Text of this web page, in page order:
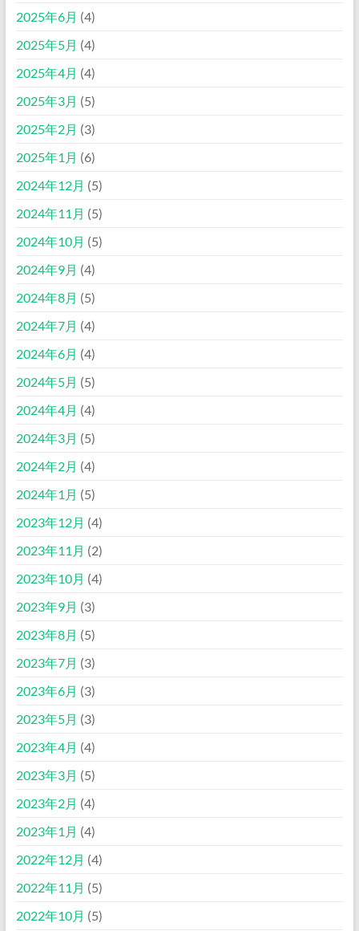
2025年6月 (4)
2025年5月 (4)
2025年4月 (4)
2025年3月 (5)
2025年2月 (3)
2025年1月 (6)
2024年12月 (5)
2024年11月 (5)
2024年10月 (5)
2024年9月 (4)
2024年8月 (5)
2024年7月 (4)
2024年6月 (4)
2024年5月 (5)
2024年4月 (4)
2024年3月 (5)
2024年2月 (4)
2024年1月 (5)
2023年12月 (4)
2023年11月 (2)
2023年10月 (4)
2023年9月 (3)
2023年8月 (5)
2023年7月 (3)
2023年6月 (3)
2023年5月 (3)
2023年4月 (4)
2023年3月 (5)
2023年2月 (4)
2023年1月 (4)
2022年12月 (4)
2022年11月 (5)
2022年10月 (5)